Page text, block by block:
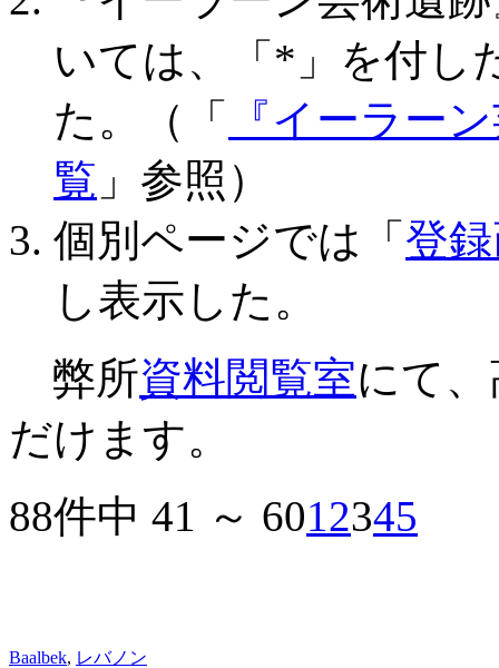
いては、「*」を付し
た。（「
『イーラー
覧 」参照）
個別ページでは「 登
し表示した。
弊所資料閲覧室にて
だけます。
88件中 41 ～ 6012345
Baalbek, レバノン